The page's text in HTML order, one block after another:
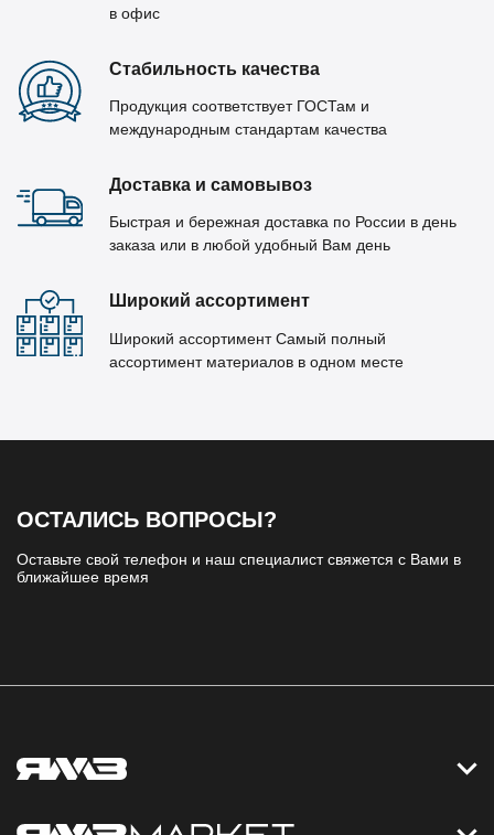
в офис
Стабильность качества
Продукция соответствует ГОСТам и
международным стандартам качества
Доставка и самовывоз
Быстрая и бережная доставка по России в день
заказа или в любой удобный Вам день
Широкий ассортимент
Широкий ассортимент Самый полный
ассортимент материалов в одном месте
ОСТАЛИСЬ ВОПРОСЫ?
Оставьте свой телефон и наш специалист свяжется с Вами в
ближайшее время
Контакты